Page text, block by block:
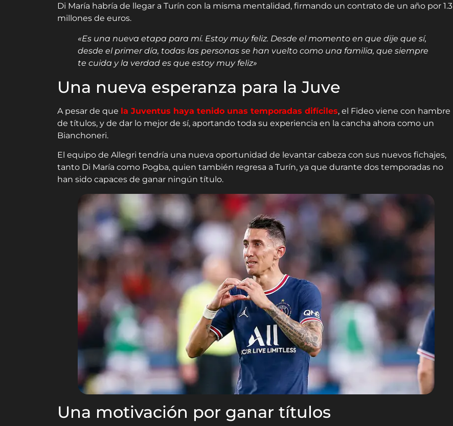
Di María habría de llegar a Turín con la misma mentalidad, firmando un contrato de un año por 1.3
millones de euros.
«Es una nueva etapa para mí. Estoy muy feliz. Desde el momento en que dije que sí,
desde el primer día, todas las personas se han vuelto como una familia, que siempre
te cuida y la verdad es que estoy muy feliz»
Una nueva esperanza para la Juve
A pesar de que la Juventus haya tenido unas temporadas difíciles, el Fideo viene con hambre
de títulos, y de dar lo mejor de sí, aportando toda su experiencia en la cancha ahora como un
Bianchoneri.
El equipo de Allegri tendría una nueva oportunidad de levantar cabeza con sus nuevos fichajes,
tanto Di María como Pogba, quien también regresa a Turín, ya que durante dos temporadas no
han sido capaces de ganar ningún título.
Una motivación por ganar títulos